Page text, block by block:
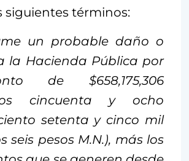
siguientes términos:
un probable daño o
la Hacienda Pública por
de $658,175,306
cincuenta y ocho
setenta y cinco mil
seis pesos M.N.), más los